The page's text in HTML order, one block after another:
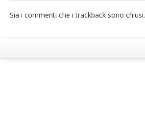
Sia i commenti che i trackback sono chiusi.